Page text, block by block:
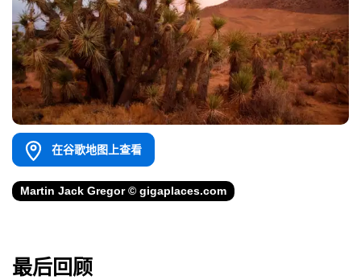
在谷歌地图上查看
Martin Jack Gregor © gigaplaces.com
最后回顾